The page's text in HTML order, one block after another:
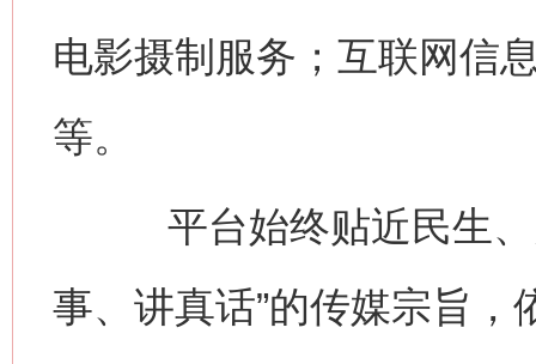
电影摄制服务；互联网信
等。
平台始终贴近民生、
事、讲真话”的传媒宗旨